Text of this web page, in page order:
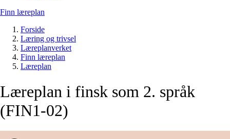
Finn læreplan
Forside
Læring og trivsel
Læreplanverket
Finn læreplan
Læreplan
Læreplan i finsk som 2. språk
(FIN1-02)